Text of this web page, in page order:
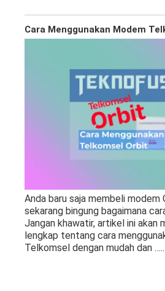
Cara Menggunakan Modem
Anda baru saja membeli
sekarang bingung bagaimana
Jangan khawatir, artikel ini akan
lengkap tentang cara
Telkomsel dengan mudah dan